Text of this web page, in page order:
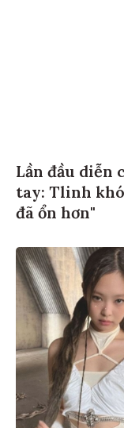
Lần đầu diễn
tay: Tlinh
đã ổn hơn"